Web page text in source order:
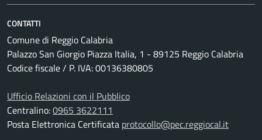
CONTATTI
Comune di Reggio Calabria
Palazzo San Giorgio Piazza Italia, 1 - 89125 Reggio Calabria
Codice fiscale / P. IVA: 00136380805
Ufficio Relazioni con il Pubblico
Centralino:0965 3622111
Posta Elettronica Certificata protocollo@pec.reggiocal.it